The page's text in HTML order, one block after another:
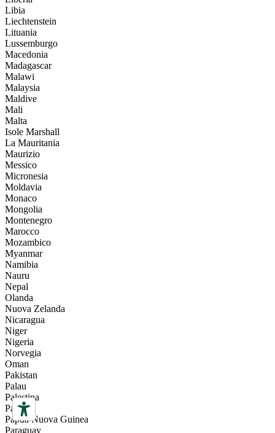
Libia
Liechtenstein
Lituania
Lussemburgo
Macedonia
Madagascar
Malawi
Malaysia
Maldive
Mali
Malta
Isole Marshall
La Mauritania
Maurizio
Messico
Micronesia
Moldavia
Monaco
Mongolia
Montenegro
Marocco
Mozambico
Myanmar
Namibia
Nauru
Nepal
Olanda
Nuova Zelanda
Nicaragua
Niger
Nigeria
Norvegia
Oman
Pakistan
Palau
Palestina
Panama
Papua Nuova Guinea
Paraguay